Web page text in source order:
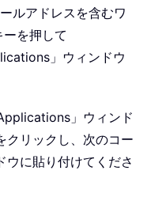
ルアドレスを含むワ
を押して
」ウィンドウ
」ウィンド
クリックし、次のコー
ウに貼り付けてくださ